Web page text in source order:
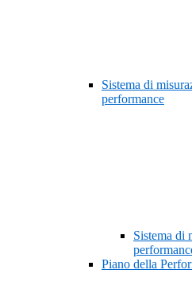
Sistema di
performance
Sistema di
Piano della